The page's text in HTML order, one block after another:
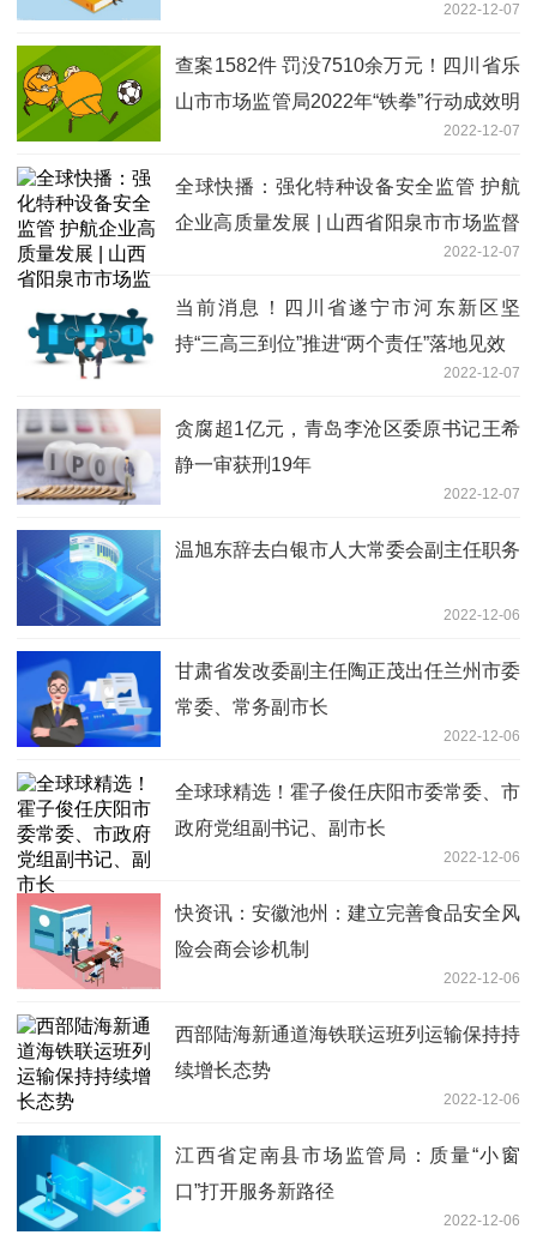
2022-12-07
查案1582件 罚没7510余万元！四川省乐
山市市场监管局2022年“铁拳”行动成效明
2022-12-07
全球快播：强化特种设备安全监管 护航
企业高质量发展 | 山西省阳泉市市场监督
管理局高新区分局特种设备安全监管工作
综述
2022-12-07
当前消息！四川省遂宁市河东新区坚
持“三高三到位”推进“两个责任”落地见效
2022-12-07
贪腐超1亿元，青岛李沧区委原书记王希
静一审获刑19年
2022-12-07
温旭东辞去白银市人大常委会副主任职务
2022-12-06
甘肃省发改委副主任陶正茂出任兰州市委
常委、常务副市长
2022-12-06
全球球精选！霍子俊任庆阳市委常委、市
政府党组副书记、副市长
2022-12-06
快资讯：安徽池州：建立完善食品安全风
险会商会诊机制
2022-12-06
西部陆海新通道海铁联运班列运输保持持
续增长态势
2022-12-06
江西省定南县市场监管局：质量“小窗
口”打开服务新路径
2022-12-06